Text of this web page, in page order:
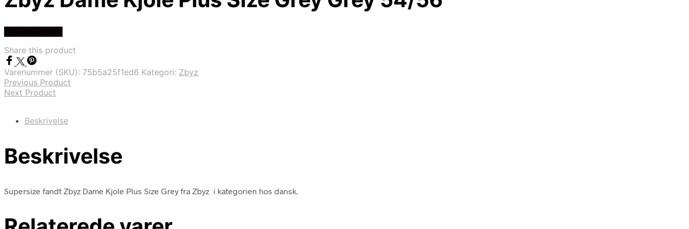
Share this product
Varenummer (SKU): 75b5a25f1ed6 Kategori: Zbyz
Previous Product
Next Product
Beskrivelse
Beskrivelse
Supersize fandt Zbyz Dame Kjole Plus Size Grey fra Zbyz i kategorien hos dansk.